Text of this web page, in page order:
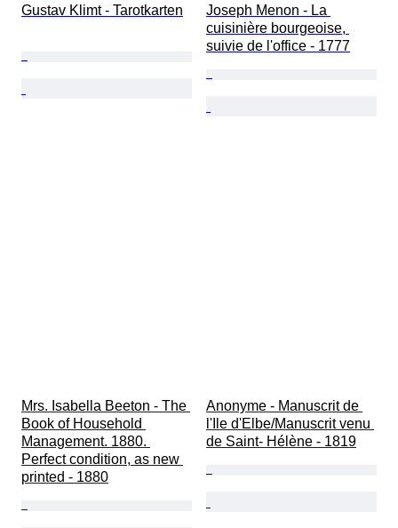
Gustav Klimt - Tarotkarten
Joseph Menon - La
cuisinière bourgeoise,
suivie de l'office - 1777
Mrs. Isabella Beeton - The
Book of Household
Management. 1880.
Perfect condition, as new
printed - 1880
Anonyme - Manuscrit de
l'Ile d'Elbe/Manuscrit venu
de Saint- Hélène - 1819